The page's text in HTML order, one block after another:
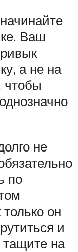
Ваш
а не на
чтобы
не
по
он
и
тащите на